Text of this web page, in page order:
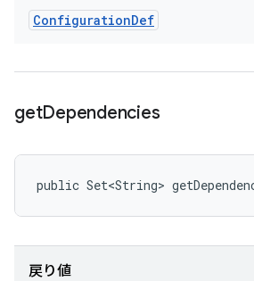
ConfigurationDef
getDependencies
public Set<String>
戻り値